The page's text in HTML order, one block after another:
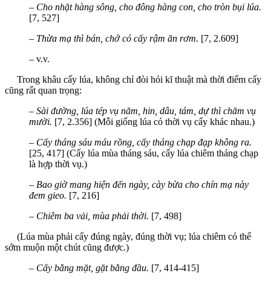
– Cho nhặt hàng sông, cho đông hàng con, cho tròn bụi lúa.
[7, 527]
– Thừa mạ thì bán, chớ có cấy rậm ăn rơm. [7, 2.609]
– v.v.
Trong khâu cấy lúa, không chỉ đòi hỏi kĩ thuật mà thời điểm cấy
cũng rất quan trọng:
– Sài đường, lúa tép vụ năm, hin, dâu, tám, dự thì chăm vụ
mười. [7, 2.356] (Mỗi giống lúa có thời vụ cấy khác nhau.)
– Cấy tháng sáu máu rồng, cấy tháng chạp đạp không ra.
[25, 417] (Cấy lúa mùa tháng sáu, cấy lúa chiêm tháng chạp
là hợp thời vụ.)
– Bao giờ mang hiện đến ngày, cày bừa cho chín mạ này
đem gieo. [7, 216]
– Chiêm ba vải, mùa phải thời. [7, 498]
(Lúa mùa phải cấy đúng ngày, đúng thời vụ; lúa chiêm có thể
sớm muộn một chút cũng được.)
– Cấy bằng mặt, gặt bằng đầu. [7, 414-415]